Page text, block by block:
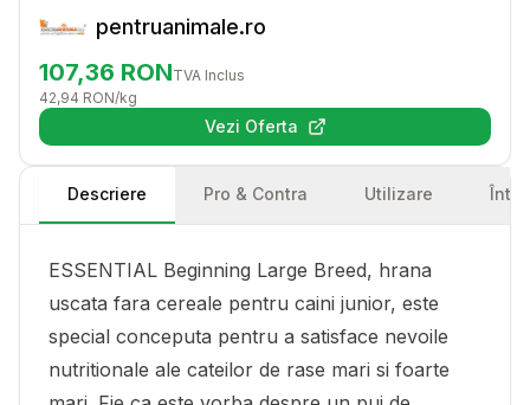
pentruanimale.ro
107,36 RONTVA Inclus
42,94 RON/kg
Vezi Oferta(se deschide într-o filă nouă)
Descriere Pro & Contra Utilizare
ESSENTIAL Beginning Large Breed, hrana
uscata fara cereale pentru caini junior, este
special conceputa pentru a satisface nevoile
nutritionale ale cateilor de rase mari si foarte